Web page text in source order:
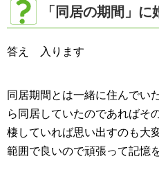
「同居の期間」
答え 入ります
同居期間とは一緒に住んでい
ら同居していたのであればそ
棲していれば思い出すのも大
範囲で良いので頑張って記憶